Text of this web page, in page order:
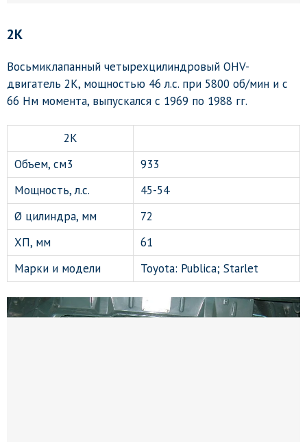
2K
Восьмиклапанный четырехцилиндровый OHV-
двигатель 2K, мощностью 46 л.с. при 5800 об/мин и с
66 Нм момента, выпускался с 1969 по 1988 гг.
2K
Объем, см3
933
Мощность, л.с.
45-54
Ø цилиндра, мм
72
ХП, мм
61
Марки и модели
Toyota: Publica; Starlet